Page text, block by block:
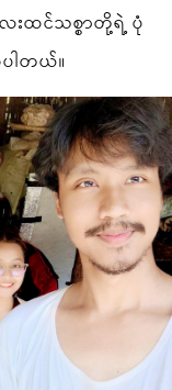
ေးထင်သစ္စာတို့ရဲ့ ပုံ
ါတယ်။